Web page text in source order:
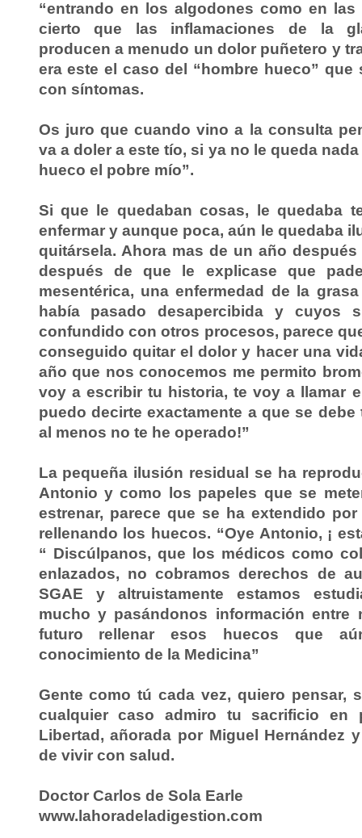
“entrando en los algodones como en
cierto que las inflamaciones de la
producen a menudo un dolor puñetero y
era este el caso del “hombre hueco” que
con síntomas.
Os juro que cuando vino a la consulta
va a doler a este tío, si ya no le queda
hueco el pobre mío”.
Si que le quedaban cosas, le quedaba
enfermar y aunque poca, aún le quedaba
quitársela. Ahora mas de un año
después de que le explicase que
mesentérica, una enfermedad de la
había pasado desapercibida y cuyos
confundido con otros procesos, parece
conseguido quitar el dolor y hacer una
año que nos conocemos me permito
voy a escribir tu historia, te voy a llamar
puedo decirte exactamente a que se debe
al menos no te he operado!”
La pequeña ilusión residual se ha
Antonio y como los papeles que se
estrenar, parece que se ha extendido
rellenando los huecos. “Oye Antonio, ¡
“ Discúlpanos, que los médicos como
enlazados, no cobramos derechos de
SGAE y altruistamente estamos
mucho y pasándonos información entre
futuro rellenar esos huecos que
conocimiento de la Medicina”
Gente como tú cada vez, quiero pensar,
cualquier caso admiro tu sacrificio en
Libertad, añorada por Miguel Hernández
de vivir con salud.
Doctor Carlos de Sola Earle
www.lahoradeladigestion.com